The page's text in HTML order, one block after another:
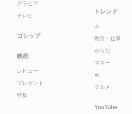
グラビア
テレビ
ゴシップ
映画
レビュー
プレゼント
特集
トレンド
本
教育・仕事
からだ
マネー
車
グルメ
YouTube